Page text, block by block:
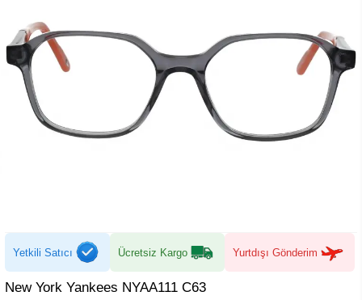
Yetkili Satıcı Ücretsiz Kargo Yurtdışı Gönderim
New York Yankees NYAA111 C63